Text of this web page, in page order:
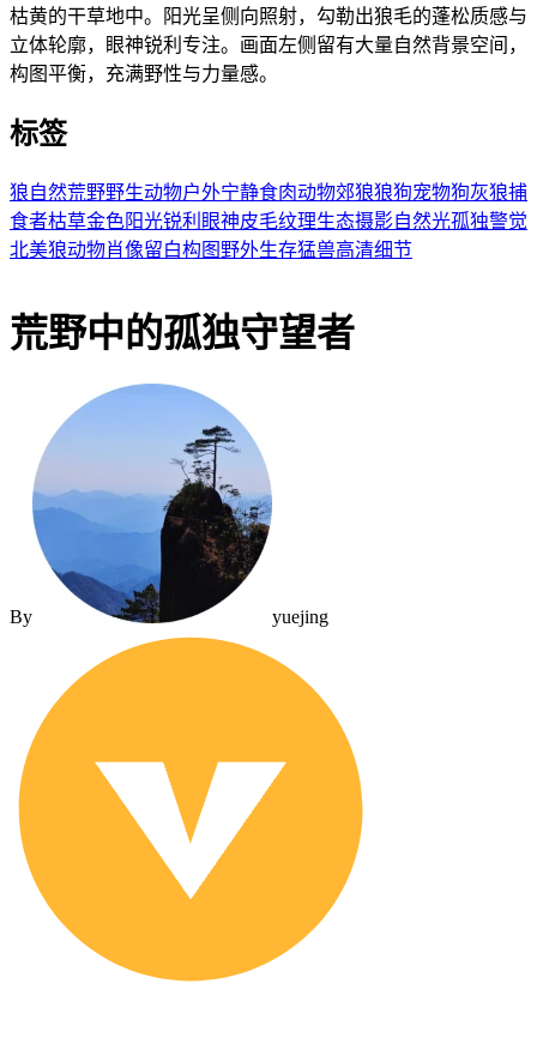
枯黄的干草地中。阳光呈侧向照射，勾勒出狼毛的蓬松质感与
立体轮廓，眼神锐利专注。画面左侧留有大量自然背景空间，
构图平衡，充满野性与力量感。
标签
狼自然荒野野生动物户外宁静食肉动物郊狼狼狗宠物狗灰狼捕
食者枯草金色阳光锐利眼神皮毛纹理生态摄影自然光孤独警觉
北美狼动物肖像留白构图 野外生存猛兽高清细节
荒野中的孤独守望者
By yuejing